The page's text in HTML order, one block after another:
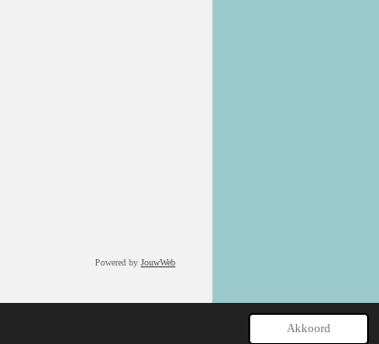
Akkoord
Powered by JouwWeb